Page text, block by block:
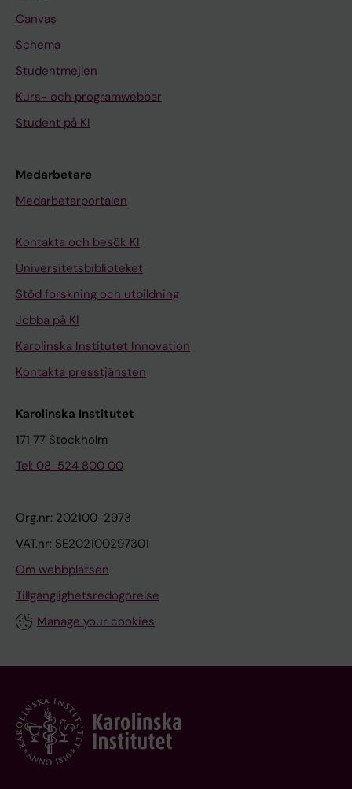
Canvas
Schema
Studentmejlen
Kurs- och programwebbar
Student på KI
Medarbetare
Medarbetarportalen
Kontakta och besök KI
Universitetsbiblioteket
Stöd forskning och utbildning
Jobba på KI
Karolinska Institutet Innovation
Kontakta presstjänsten
Karolinska Institutet
171 77 Stockholm
Tel: 08-524 800 00
Org.nr: 202100-2973
VAT.nr: SE202100297301
Om webbplatsen
Tillgänglighetsredogörelse
Manage your cookies